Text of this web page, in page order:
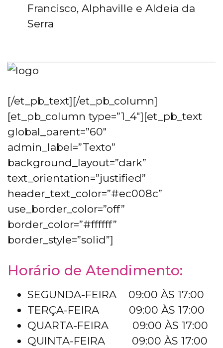
Francisco, Alphaville e Aldeia da
Serra
[/et_pb_text][/et_pb_column]
[et_pb_column type=”1_4″][et_pb_text
global_parent=”60″
admin_label=”Texto”
background_layout=”dark”
text_orientation=”justified”
header_text_color=”#ec008c”
use_border_color=”off”
border_color=”#ffffff”
border_style=”solid”]
Horário de Atendimento:
SEGUNDA-FEIRA 09:00 ÀS 17:00
TERÇA-FEIRA 09:00 ÀS 17:00
QUARTA-FEIRA 09:00 ÀS 17:00
QUINTA-FEIRA 09:00 ÀS 17:00